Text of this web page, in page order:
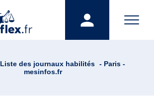
Liste des journaux habilités - Paris -
mesinfos.fr